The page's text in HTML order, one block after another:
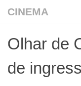
CINEMA
Olhar de
de